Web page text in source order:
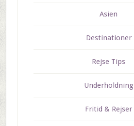
Asien
Destinationer
Rejse Tips
Underholdning
Fritid & Rejser